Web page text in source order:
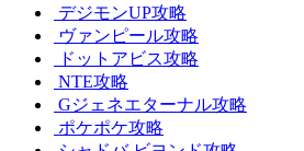
デジモンUP攻略
ヴァンピール攻略
ドットアビス攻略
NTE攻略
Gジェネエターナル攻略
ポケポケ攻略